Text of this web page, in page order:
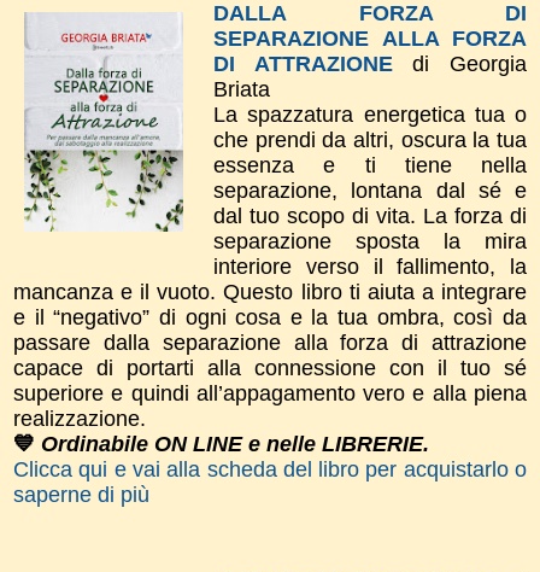
DALLA FORZA DI
SEPARAZIONE ALLA FORZA
DI ATTRAZIONE
di Georgia
Briata
La spazzatura energetica tua o
che prendi da altri, oscura la tua
essenza e ti tiene nella
separazione, lontana dal sé e
dal tuo scopo di vita. La forza di
separazione sposta la mira
interiore verso il fallimento, la
mancanza e il vuoto. Questo libro ti aiuta a integrare
e il “negativo” di ogni cosa e la tua ombra, così da
passare dalla separazione alla forza di attrazione
capace di portarti alla connessione con il tuo sé
superiore e quindi all’appagamento vero e alla piena
realizzazione.
💙 Ordinabile ON LINE e nelle LIBRERIE.
Clicca qui e vai alla scheda del libro per acquistarlo o
saperne di più